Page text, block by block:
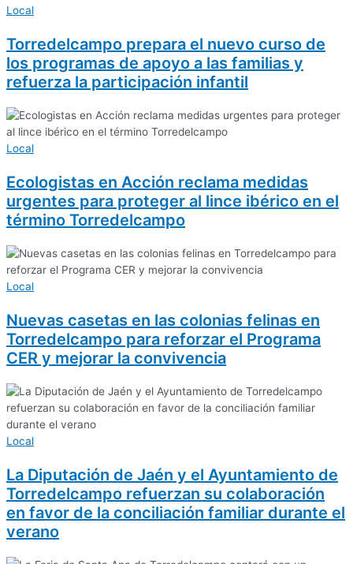
Local
Torredelcampo prepara el nuevo curso de
los programas de apoyo a las familias y
refuerza la participación infantil
Local
Ecologistas en Acción reclama medidas
urgentes para proteger al lince ibérico en el
término Torredelcampo
Local
Nuevas casetas en las colonias felinas en
Torredelcampo para reforzar el Programa
CER y mejorar la convivencia
Local
La Diputación de Jaén y el Ayuntamiento de
Torredelcampo refuerzan su colaboración
en favor de la conciliación familiar durante el
verano